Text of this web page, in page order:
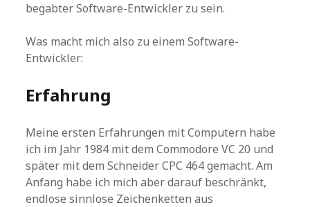
begabter Software-Entwickler zu sein.
Was macht mich also zu einem Software-
Entwickler:
Erfahrung
Meine ersten Erfahrungen mit Computern habe
ich im Jahr 1984 mit dem Commodore VC 20 und
später mit dem Schneider CPC 464 gemacht. Am
Anfang habe ich mich aber darauf beschränkt,
endlose sinnlose Zeichenketten aus